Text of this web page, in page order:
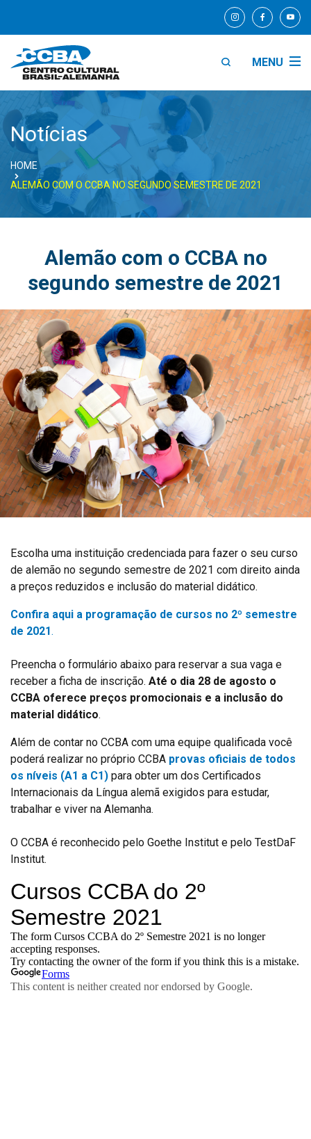
MENU
Notícias
HOME
ALEMÃO COM O CCBA NO SEGUNDO SEMESTRE DE 2021
Alemão com o CCBA no
segundo semestre de 2021
Escolha uma instituição credenciada para fazer o seu curso
de alemão no segundo semestre de 2021 com direito ainda
a preços reduzidos e inclusão do material didático.
Confira aqui a programação de cursos no 2º semestre
de 2021.
Preencha o formulário abaixo para reservar a sua vaga e
receber a ficha de inscrição. Até o dia 28 de agosto o
CCBA oferece preços promocionais e a inclusão do
material didático.
Além de contar no CCBA com uma equipe qualificada você
poderá realizar no próprio CCBA provas oficiais de todos
os níveis (A1 a C1) para obter um dos Certificados
Internacionais da Língua alemã exigidos para estudar,
trabalhar e viver na Alemanha.
O CCBA é reconhecido pelo Goethe Institut e pelo TestDaF
Institut.